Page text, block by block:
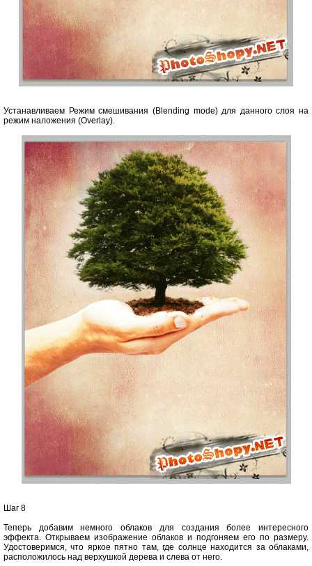
Устанавливаем Режим смешивания (Blending mode) для данного слоя на
режим наложения (Overlay).
Шаг 8
Теперь добавим немного облаков для создания более интересного
эффекта. Открываем изображение облаков и подгоняем его по размеру.
Удостоверимся, что яркое пятно там, где солнце находится за облаками,
расположилось над верхушкой дерева и слева от него.